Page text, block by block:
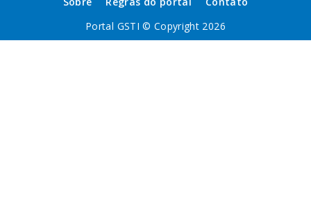
Portal GSTI © Copyright 2026